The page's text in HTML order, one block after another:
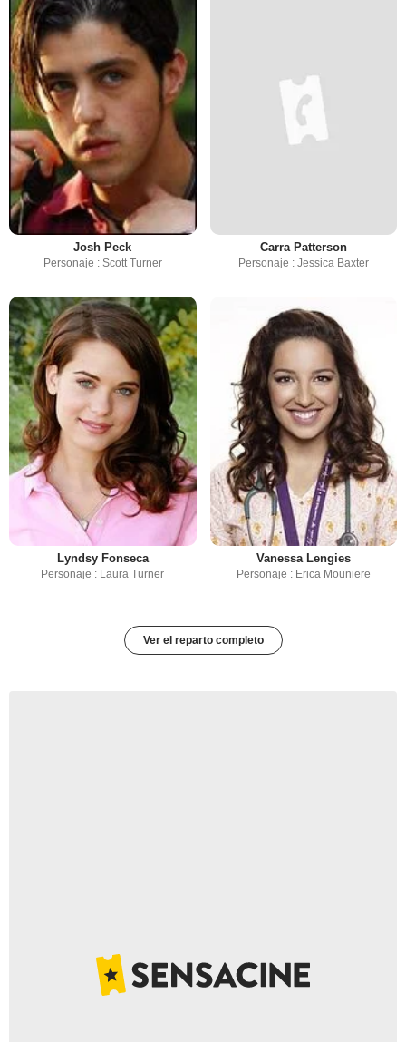
Josh Peck
Personaje : Scott Turner
Carra Patterson
Personaje : Jessica Baxter
Lyndsy Fonseca
Personaje : Laura Turner
Vanessa Lengies
Personaje : Erica Mouniere
Ver el reparto completo